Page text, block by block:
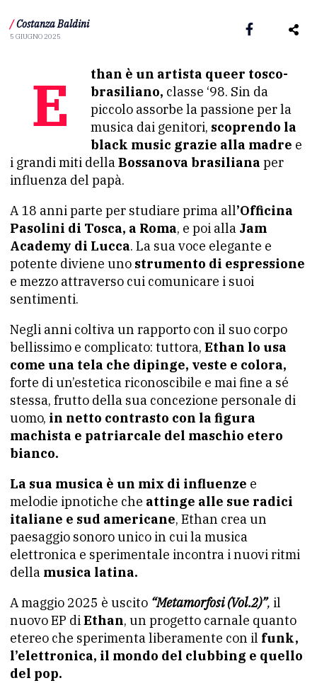
/ Costanza Baldini
5 GIUGNO 2025
Ethan è un artista queer tosco- brasiliano, classe ‘98. Sin da
piccolo assorbe la passione per la
musica dai genitori, scoprendo la
black music grazie alla madre e
i grandi miti dellaBossanova brasiliana per
influenza del papà.
A 18 anni parte per studiare prima all’Officina
Pasolini di Tosca, a Roma, e poi alla Jam
Academy di Lucca. La sua voce elegante e
potente diviene uno strumento di espressione
e mezzo attraverso cui comunicare i suoi
sentimenti.
Negli anni coltiva un rapporto con il suo corpo
bellissimo e complicato: tuttora, Ethan lo usa
come una tela che dipinge, veste e colora,
forte di un’estetica riconoscibile e mai fine a sé
stessa, frutto della sua concezione personale di
uomo, in netto contrasto con la figura
machista e patriarcale del maschio etero
bianco.
La sua musica è un mix di influenze e
melodie ipnotiche che attinge alle sue radici
italiane e sud americane, Ethan crea un
paesaggio sonoro unico in cui la musica
elettronica e sperimentale incontra i nuovi ritmi
della musica latina.
A maggio 2025 è uscito “Metamorfosi (Vol.2)”, il
nuovo EP diEthan, un progetto carnale quanto
etereo che sperimenta liberamente con il funk,
l’elettronica, il mondo del clubbing e quello
del pop.